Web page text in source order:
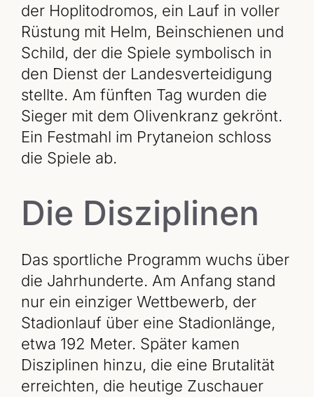
der Hoplitodromos, ein Lauf in voller
Rüstung mit Helm, Beinschienen und
Schild, der die Spiele symbolisch in
den Dienst der Landesverteidigung
stellte. Am fünften Tag wurden die
Sieger mit dem Olivenkranz gekrönt.
Ein Festmahl im Prytaneion schloss
die Spiele ab.
Die Disziplinen
Das sportliche Programm wuchs über
die Jahrhunderte. Am Anfang stand
nur ein einziger Wettbewerb, der
Stadionlauf über eine Stadionlänge,
etwa 192 Meter. Später kamen
Disziplinen hinzu, die eine Brutalität
erreichten, die heutige Zuschauer